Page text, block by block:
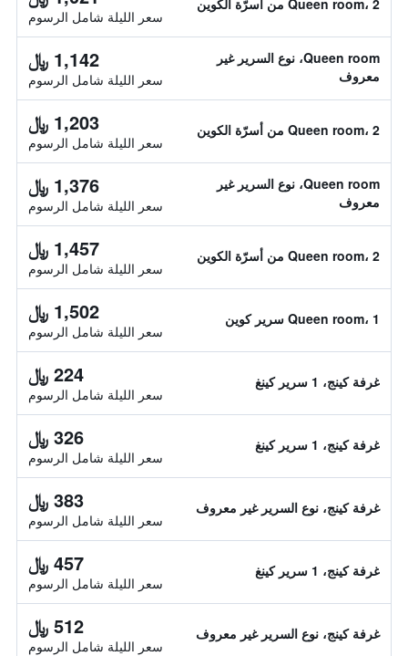
Queen room، 2 من أسرّة الكوين
سعر الليلة شامل الرسوم
Queen room، نوع السرير غير
معروف
1,142 ﷼
سعر الليلة شامل الرسوم
Queen room، 2 من أسرّة الكوين 1,203 ﷼
سعر الليلة شامل الرسوم
Queen room، نوع السرير غير
معروف
1,376 ﷼
سعر الليلة شامل الرسوم
Queen room، 2 من أسرّة الكوين 1,457 ﷼
سعر الليلة شامل الرسوم
Queen room، 1 سرير كوين 1,502 ﷼
سعر الليلة شامل الرسوم
غرفة كينج، 1 سرير كينغ 224 ﷼
سعر الليلة شامل الرسوم
غرفة كينج، 1 سرير كينغ 326 ﷼
سعر الليلة شامل الرسوم
غرفة كينج، نوع السرير غير معروف 383 ﷼
سعر الليلة شامل الرسوم
غرفة كينج، 1 سرير كينغ 457 ﷼
سعر الليلة شامل الرسوم
غرفة كينج، نوع السرير غير معروف 512 ﷼
سعر الليلة شامل الرسوم